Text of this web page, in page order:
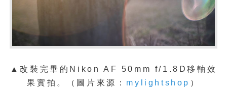
▲改裝完畢的Nikon AF 50mm f/1.8D移軸效
果 實拍。 （圖片來源： mylightshop ）